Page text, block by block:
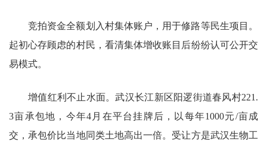
竞拍资金全额划入村集体账户，用于修路等民生项目。
起初心存顾虑的村民，看清集体增收账目后纷纷认可公开交
易模式。
增值红利不止水面。武汉长江新区阳逻街道春风村221.
3亩承包地，今年4月在平台挂牌后，以每年1000元/亩成
交，承包价比当地同类土地高出一倍。受让方是武汉生物工